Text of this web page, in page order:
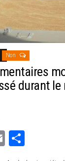
Non
durant le
E